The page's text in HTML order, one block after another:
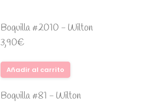
Boquilla #2010 - Wilton
3,90€
Añadir al carrito
Boquilla #81 - Wilton